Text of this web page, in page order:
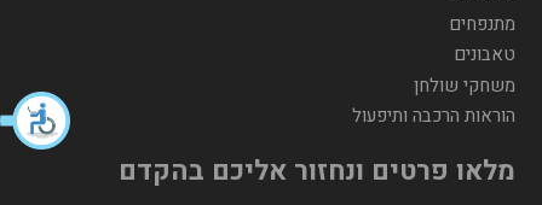
מתנפחים
טאבונים
משחקי שולחן
הוראות הרכבה ותיפעול
מלאו פרטים ונחזור אליכם בהקדם